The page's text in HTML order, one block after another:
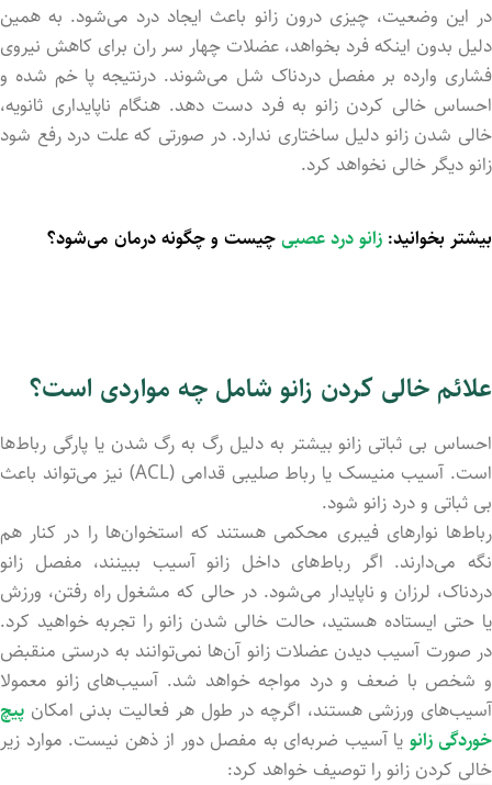
در این وضعیت، چیزی درون زانو باعث ایجاد درد می‌شود. به همین
دلیل بدون اینکه فرد بخواهد، عضلات چهار سر ران برای کاهش نیروی
فشاری وارد‌ه بر مفصل دردناک شل می‌شوند. درنتیجه پا خم شد‌ه و
احساس خالی کردن زانو به فرد دست دهد. هنگام ناپایداری ثانویه،
خالی شدن زانو دلیل ساختاری ندارد. در صورتی که علت درد رفع شود
زانو دیگر خالی نخواهد کرد.
بیشتر بخوانید: زانو درد عصبیچیست و چگونه درمان می‌شود؟
علائم خالی کردن زانو شامل چه مواردی است؟
احساس بی ثباتی زانو بیشتر به دلیل رگ به رگ شدن یا پارگی رباط‌ها
است. آسیب منیسک یا رباط صلیبی قدامی ‌(ACL) نیز می‌تواند باعث
بی ثباتی و درد زانو شود.
رباط‌ها نوارهای فیبری محکمی‌ هستند که استخوان‌ها را در کنار هم
نگه می‌دارند. اگر رباط‌های داخل زانو آسیب ببینند، مفصل زانو
دردناک، لرزان و ناپایدار می‌شود. در حالی که مشغول راه رفتن، ورزش
یا حتی ایستاده هستید، حالت خالی شدن زانو را تجربه خواهید کرد.
در صورت آسیب دیدن عضلات زانو آن‌ها نمی‌توانند به درستی منقبض
و شخص با ضعف و درد مواجه خواهد شد. آسیب‌های زانو معمولا
آسیب‌های ورزشی هستند، اگرچه در طول هر فعالیت بدنی امکان پیچ
خوردگی زانو یا آسیب ضربه‌ای به مفصل دور از ذهن نیست. موارد زیر
خالی کردن زانو را توصیف خواهد کرد: